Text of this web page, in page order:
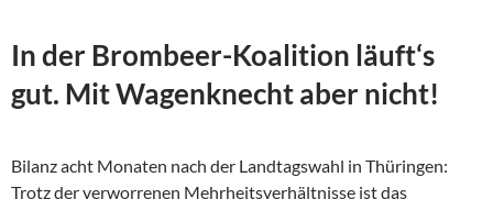
In der Brombeer-Koalition läuft‘s
gut. Mit Wagenknecht aber nicht!
Bilanz acht Monaten nach der Landtagswahl in Thüringen:
Trotz der verworrenen Mehrheitsverhältnisse ist das